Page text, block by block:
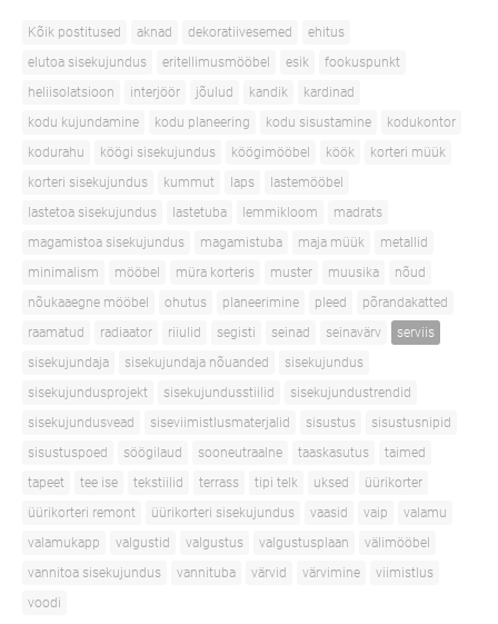
Kõik postitused aknad dekoratiivesemed
ehitus
elutoa sisekujundus
eritellimusmööbel esik
fookuspunkt
heliisolatsioon
interjöör jõulud kandik
kardinad
kodu kujundamine
kodu planeering kodu sisustamine
kodukontor
kodurahu
köögi sisekujundus köögimööbel köök
korteri müük
korteri sisekujundus
kummut laps
lastemööbel
lastetoa sisekujundus
lastetuba lemmikloom
madrats
magamistoa sisekujundus
magamistuba maja müük
metallid
minimalism
mööbel müra korteris muster muusika
nõud
nõukaaegne mööbel
ohutus planeerimine pleed
põrandakatted
raamatud
radiaator riiulid segisti seinad seinavärv
serviis
sisekujundaja
sisekujundaja nõuanded
sisekujundus
sisekujundusprojekt
sisekujundusstiilid
sisekujundustrendid
sisekujundusvead
siseviimistlusmaterjalid sisustus
sisustusnipid
sisustuspoed
söögilaud sooneutraalne taaskasutus
taimed
tapeet
tee ise tekstiilid terrass tipi telk uksed
üürikorter
üürikorteri remont
üürikorteri sisekujundus vaasid vaip
valamu
valamukapp
valgustid valgustus valgustusplaan
välimööbel
vannitoa sisekujundus
vannituba värvid värvimine
viimistlus
voodi